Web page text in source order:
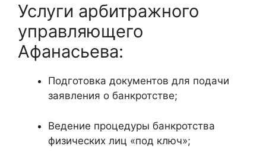
Услуги арбитражного
управляющего
Афанасьева:
Подготовка документов для подачи
заявления о банкротстве;
Ведение процедуры банкротства
физических лиц «под ключ»;